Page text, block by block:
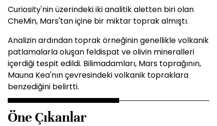
Curiosity'nin üzerindeki iki analitik aletten biri olan
CheMin, Mars'tan içine bir miktar toprak almıştı.
Analizin ardından toprak örneğinin genellikle volkanik
patlamalarla oluşan feldispat ve olivin mineralleri
içerdiği tespit edildi. Bilimadamları, Mars toprağının,
Mauna Kea'nın çevresindeki volkanik topraklara
benzediğini belirtti.
Öne Çıkanlar